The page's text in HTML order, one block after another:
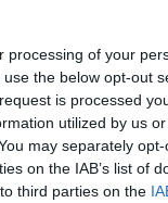
processing of your
the below opt-out
is processed
utilized by us
may separately
on the IAB’s list of
third parties on the